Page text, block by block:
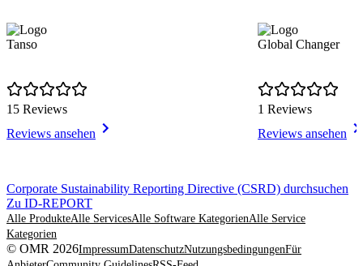
Tanso
15 Reviews
Reviews ansehen
Global Changer
1 Reviews
Reviews ansehen
Item
1
of
8
Corporate Sustainability Reporting Directive (CSRD) durchsuchen
Zu ID-REPORT
Alle ProdukteAlle ServicesAlle Software KategorienAlle Service
Kategorien
© OMR 2026ImpressumDatenschutzNutzungsbedingungenFür